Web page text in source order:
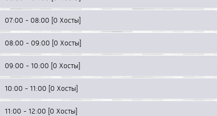
07:00 - 08:00 [0 Хосты]
08:00 - 09:00 [0 Хосты]
09:00 - 10:00 [0 Хосты]
10:00 - 11:00 [0 Хосты]
11:00 - 12:00 [0 Хосты]